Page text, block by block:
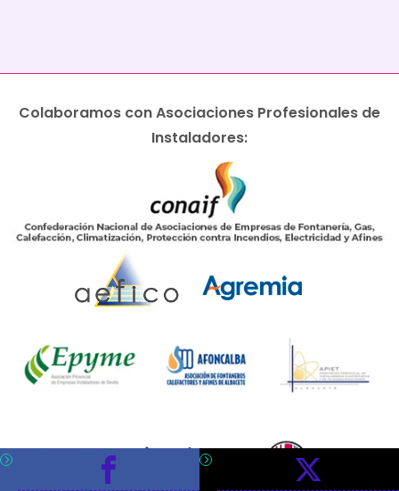
Colaboramos con Asociaciones Profesionales de
Instaladores: